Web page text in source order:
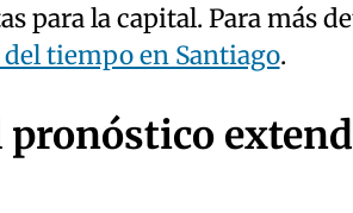
para la capital. Para más
tiempo en Santiago.
pronóstico